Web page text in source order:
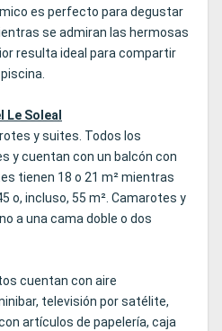
es perfecto para degustar
se admiran las hermosas
resulta ideal para compartir
Soleal
y suites. Todos los
y cuentan con un balcón con
tienen 18 o 21 m² mientras
o, incluso, 55 m². Camarotes y
a una cama doble o dos
cuentan con aire
televisión por satélite,
artículos de papelería, caja